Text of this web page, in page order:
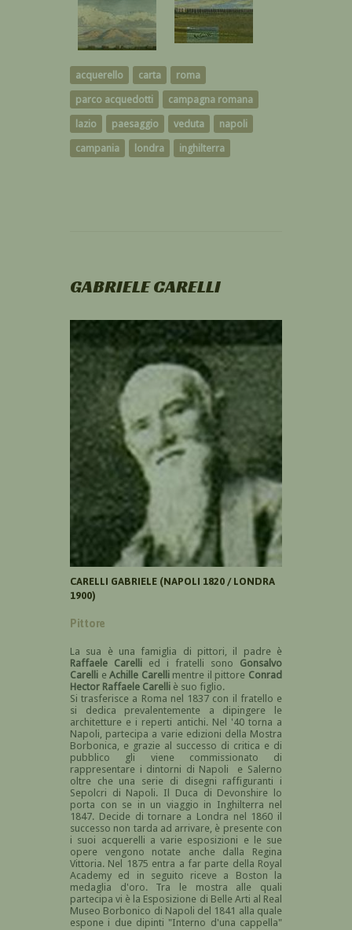
acquerello carta roma
parco acquedotti campagna romana
lazio paesaggio veduta napoli
campania londra inghilterra
GABRIELE CARELLI
CARELLI GABRIELE (NAPOLI 1820 / LONDRA
1900)
Pittore
La sua è una famiglia di pittori, il padre è
Raffaele Carelli ed i fratelli sono Gonsalvo
Carelli eAchille Carelli mentre il pittore Conrad
Hector Raffaele Carelli è suo figlio.
Si trasferisce a Roma nel 1837 con il fratello e
si dedica prevalentemente a dipingere le
architetture e i reperti antichi. Nel '40 torna a
Napoli, partecipa a varie edizioni della Mostra
Borbonica, e grazie al successo di critica e di
pubblico gli viene commissionato di
rappresentare i dintorni di Napoli e Salerno
oltre che una serie di disegni raffiguranti i
Sepolcri di Napoli. Il Duca di Devonshire lo
porta con se in un viaggio in Inghilterra nel
1847. Decide di tornare a Londra nel 1860 il
successo non tarda ad arrivare, è presente con
i suoi acquerelli a varie esposizioni e le sue
opere vengono notate anche dalla Regina
Vittoria. Nel 1875 entra a far parte della Royal
Academy ed in seguito riceve a Boston la
medaglia d'oro. Tra le mostra alle quali
partecipa vi è la Esposizione di Belle Arti al Real
Museo Borbonico di Napoli del 1841 alla quale
espone i due dipinti "Interno d'una cappella"